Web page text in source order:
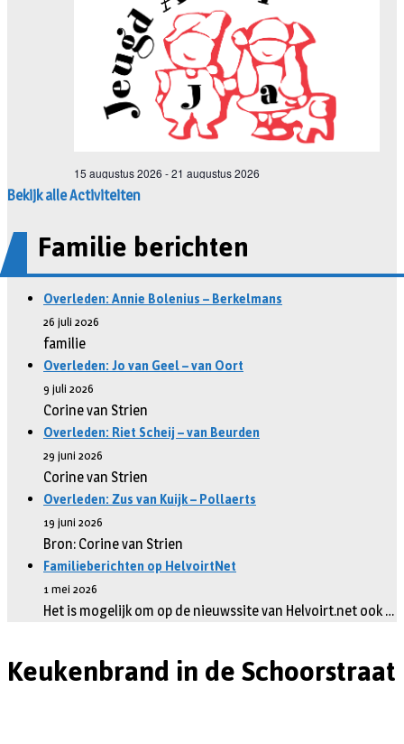
Bekijk alle Activiteiten
Familie berichten
Overleden: Annie Bolenius – Berkelmans
26 juli 2026
familie
Overleden: Jo van Geel – van Oort
9 juli 2026
Corine van Strien
Overleden: Riet Scheij – van Beurden
29 juni 2026
Corine van Strien
Overleden: Zus van Kuijk – Pollaerts
19 juni 2026
Bron: Corine van Strien
Familieberichten op HelvoirtNet
1 mei 2026
Het is mogelijk om op de nieuwssite van Helvoirt.net ook …
Keukenbrand in de Schoorstraat